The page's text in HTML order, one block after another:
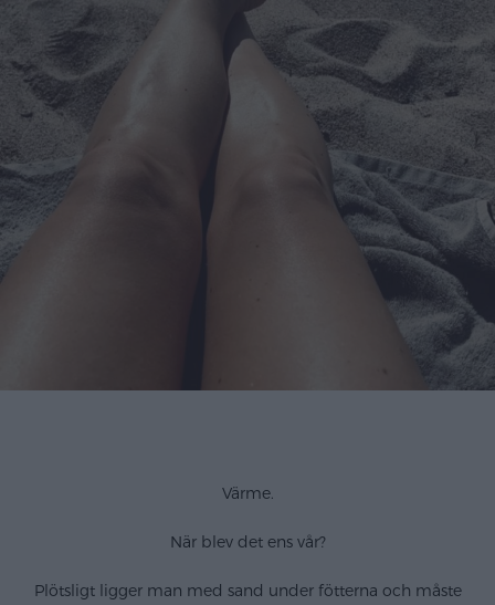
Värme.
När blev det ens vår?
Plötsligt ligger man med sand under fötterna och måste